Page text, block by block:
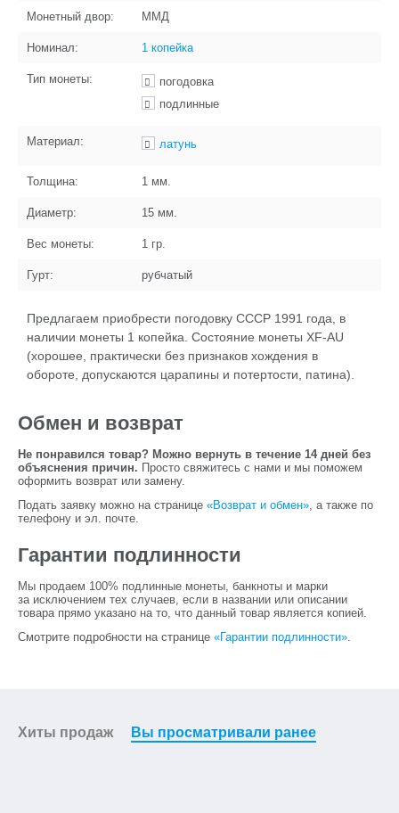
Монетный двор: ММД
Номинал: 1 копейка
Тип монеты:
погодовка
подлинные
Материал: латунь
Толщина: 1 мм.
Диаметр: 15 мм.
Вес монеты: 1 гр.
Гурт: рубчатый
Предлагаем приобрести погодовку СССР 1991 года, в
наличии монеты 1 копейка. Состояние монеты XF-AU
(хорошее, практически без признаков хождения в
обороте, допускаются царапины и потертости, патина).
Обмен и возврат
Не понравился товар? Можно вернуть в течение 14 дней без
объяснения причин. Просто свяжитесь с нами и мы поможем
оформить возврат или замену.
Подать заявку можно на странице «Возврат и обмен», а также по
телефону и эл. почте.
Гарантии подлинности
Мы продаем 100% подлинные монеты, банкноты и марки
за исключением тех случаев, если в названии или описании
товара прямо указано на то, что данный товар является копией.
Смотрите подробности на странице «Гарантии подлинности».
Хиты продаж Вы просматривали ранее